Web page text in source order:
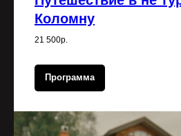
Коломну
21 500р.
Программа